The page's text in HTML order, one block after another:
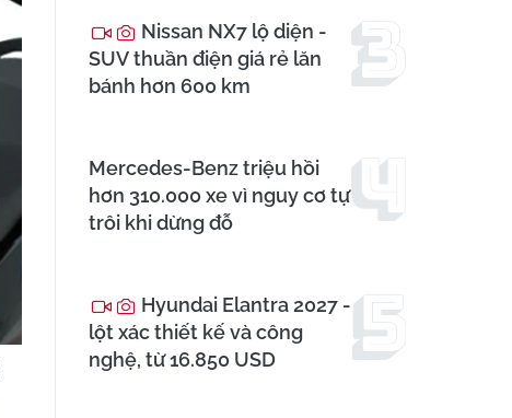
Nissan NX7 lộ diện -
SUV thuần điện giá rẻ lăn
bánh hơn 600 km
Mercedes-Benz triệu hồi
hơn 310.000 xe vì nguy cơ tự
trôi khi dừng đỗ
Hyundai Elantra 2027 -
lột xác thiết kế và công
nghệ, từ 16.850 USD